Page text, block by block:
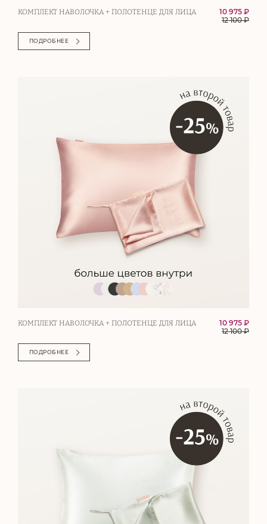
КОМПЛЕКТ НАВОЛОЧКА + ПОЛОТЕНЦЕ ДЛЯ ЛИЦА
10 975 ₽
12 100₽
ПОДРОБНЕЕ
КОМПЛЕКТ НАВОЛОЧКА + ПОЛОТЕНЦЕ ДЛЯ ЛИЦА
10 975 ₽
12 100₽
ПОДРОБНЕЕ